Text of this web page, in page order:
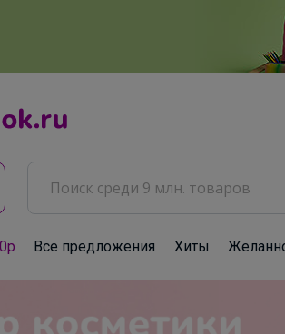
Все предложения Хиты